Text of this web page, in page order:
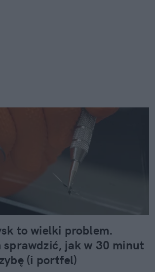
to wielki problem.
sprawdzić, jak w 30 minut
(i portfel)